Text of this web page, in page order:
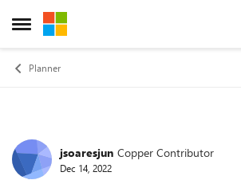
Open Side Menu
Skip to content
Planner
Forum Discussion
jsoaresjun Copper Contributor
Dec 14, 2022